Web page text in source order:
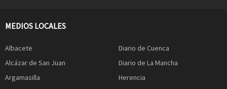
MEDIOS LOCALES
Albacete
Alcázar de San Juan
Argamasilla
Diario de Cuenca
Diario de La Mancha
Herencia